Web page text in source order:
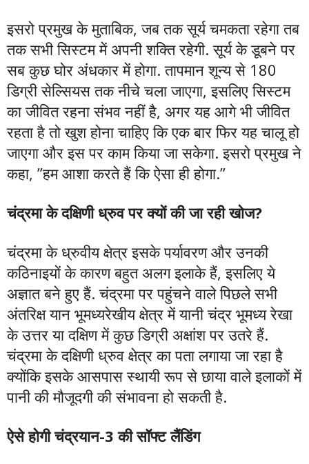
इसरो प्रमुख के मुताबिक, जब तक सूर्य चमकता रहेगा तब
तक सभी सिस्टम में अपनी शक्ति रहेगी. सूर्य के डूबने पर
सब कुछ घोर अंधकार में होगा. तापमान शून्य से 180
डिग्री सेल्सियस तक नीचे चला जाएगा, इसलिए सिस्टम
का जीवित रहना संभव नहीं है, अगर यह आगे भी जीवित
रहता है तो खुश होना चाहिए कि एक बार फिर यह चालू हो
जाएगा और इस पर काम किया जा सकेगा. इसरो प्रमुख ने
कहा, ”हम आशा करते हैं कि ऐसा ही होगा.”
चंद्रमा के दक्षिणी ध्रुव पर क्यों की जा रही खोज?
चंद्रमा के ध्रुवीय क्षेत्र इसके पर्यावरण और उनकी
कठिनाइयों के कारण बहुत अलग इलाके हैं, इसलिए ये
अज्ञात बने हुए हैं. चंद्रमा पर पहुंचने वाले पिछले सभी
अंतरिक्ष यान भूमध्यरेखीय क्षेत्र में यानी चंद्र भूमध्य रेखा
के उत्तर या दक्षिण में कुछ डिग्री अक्षांश पर उतरे हैं.
चंद्रमा के दक्षिणी ध्रुव क्षेत्र का पता लगाया जा रहा है
क्योंकि इसके आसपास स्थायी रूप से छाया वाले इलाकों में
पानी की मौजूदगी की संभावना हो सकती है.
ऐसे होगी चंद्रयान-3 की सॉफ्ट लैंडिंग